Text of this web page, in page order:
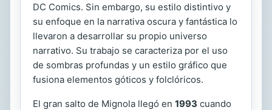
DC Comics. Sin embargo, su estilo distintivo y
su enfoque en la narrativa oscura y fantástica lo
llevaron a desarrollar su propio universo
narrativo. Su trabajo se caracteriza por el uso
de sombras profundas y un estilo gráfico que
fusiona elementos góticos y folclóricos.
El gran salto de Mignola llegó en 1993 cuando